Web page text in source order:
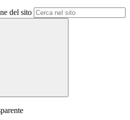
del sito